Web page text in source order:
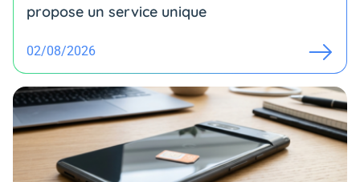
propose un service unique
02/08/2026